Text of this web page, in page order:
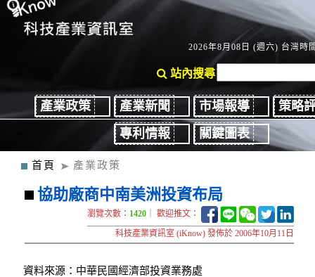
2026年8月08日 (週六) 台灣時
站內搜尋
產業政策 產業新聞 市場報導
策略
專利情報
關鍵圖表
首頁 產業政策
協助廠商中南美洲投資布局
瀏覽次數： 1420 ｜ 歡迎推文：
科技產業資訊室 (iKnow) 發佈於 2006年10月11日
資料來源：中華民國經濟部投資業務處